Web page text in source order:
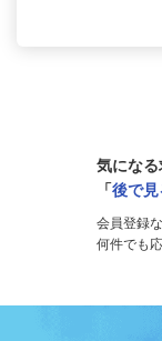
気になる
「後で見
会員登録な
何件でも